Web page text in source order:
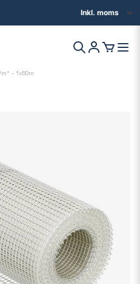
vi samma dag
- 1x50m